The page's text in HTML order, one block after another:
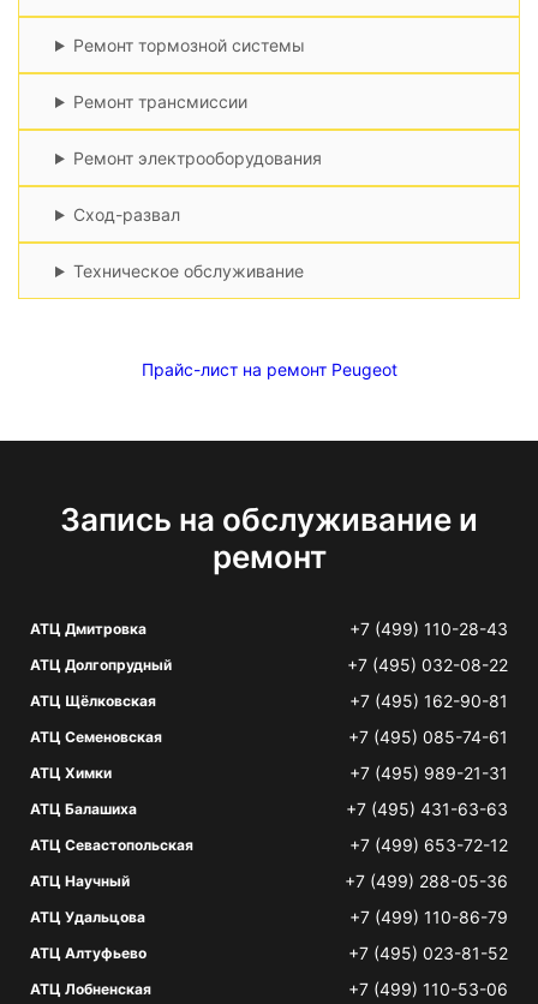
Ремонт тормозной системы
Ремонт трансмиссии
Ремонт электрооборудования
Сход-развал
Техническое обслуживание
Прайс-лист на ремонт Peugeot
Запись на обслуживание и
ремонт
АТЦ Дмитровка +7 (499) 110-28-43
АТЦ Долгопрудный +7 (495) 032-08-22
АТЦ Щёлковская +7 (495) 162-90-81
АТЦ Семеновская +7 (495) 085-74-61
АТЦ Химки +7 (495) 989-21-31
АТЦ Балашиха +7 (495) 431-63-63
АТЦ Севастопольская +7 (499) 653-72-12
АТЦ Научный +7 (499) 288-05-36
АТЦ Удальцова +7 (499) 110-86-79
АТЦ Алтуфьево +7 (495) 023-81-52
АТЦ Лобненская +7 (499) 110-53-06